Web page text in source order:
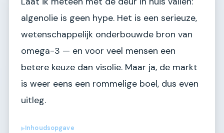
algenolie is geen hype. Het is een serieuze,
wetenschappelijk onderbouwde bron van
omega-3 — en voor veel mensen een
betere keuze dan visolie. Maar ja, de markt
is weer eens een rommelige boel, dus even
uitleg.
▶Inhoudsopgave